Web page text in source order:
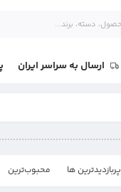
ارسال به سراسر ایران
پربازدیدترین ها محبوب‌‌ترین